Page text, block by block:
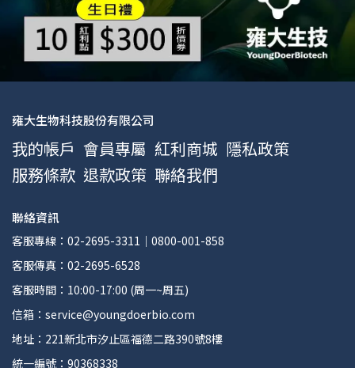
雍大生物科技股份有限公司
我的帳戶 會員專屬 紅利商城 隱私政策
服務條款 退款政策 聯絡我們
聯絡資訊
客服專線：02-2695-3311｜0800-001-858
客服傳真：02-2695-6528
客服時間：10:00-17:00 (周一~周五)
信箱：service@youngdoerbio.com
地址：221新北市汐止區福德二路390號8樓
統一編號：90368338